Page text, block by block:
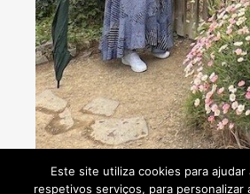
Consultoria de viagens -
Este site utiliza cookies para ajudar
respetivos serviços, para personalizar